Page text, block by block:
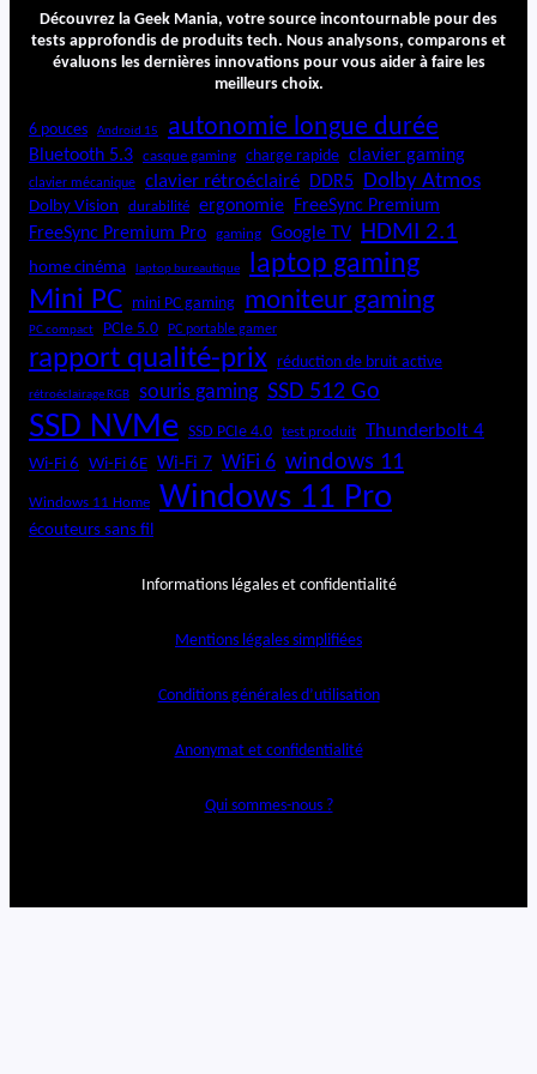
P
i
Découvrez la Geek Mania, votre source incontournable pour des
tests approfondis de produits tech. Nous analysons, comparons et
évaluons les dernières innovations pour vous aider à faire les
meilleurs choix.
6 pouces Android 15 autonomie longue durée
Bluetooth 5.3 casque gaming charge rapide clavier gaming
clavier mécanique clavier rétroéclairé DDR5 Dolby Atmos
Dolby Vision durabilité ergonomie
FreeSync Premium
FreeSync Premium Pro
gaming Google TV HDMI 2.1
home cinéma laptop bureautique laptop gaming
Mini PC mini PC gaming moniteur gaming
PC compact PCIe 5.0 PC portable gamer
rapport qualité-prix réduction de bruit active
rétroéclairage RGB souris gaming SSD 512 Go
SSD NVMe SSD PCIe 4.0 test produit Thunderbolt 4
Wi-Fi 6 Wi-Fi 6E Wi-Fi 7 WiFi 6 windows 11
Windows 11 Home Windows 11 Pro
écouteurs sans fil
Informations légales et confidentialité
Mentions légales simplifiées
Conditions générales d’utilisation
Anonymat et confidentialité
Qui sommes-nous ?